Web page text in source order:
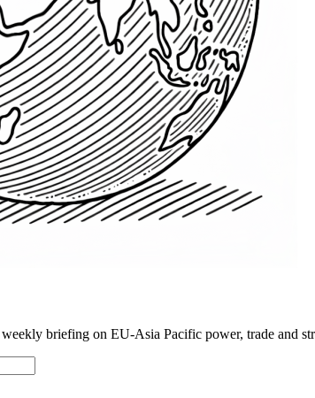
briefing on EU-Asia Pacific power, trade and